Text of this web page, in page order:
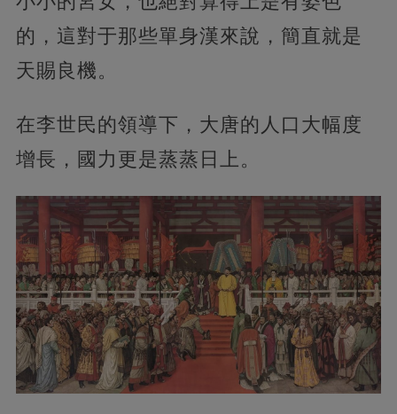
的，這對于那些單身漢來說，簡直就是
天賜良機。
在李世民的領導下，大唐的人口大幅度
增長，國力更是蒸蒸日上。